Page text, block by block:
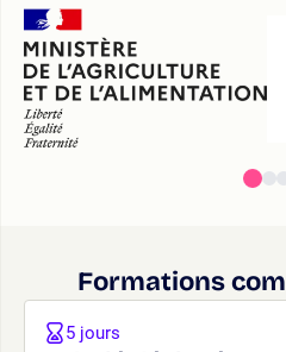
Formations
5 jours